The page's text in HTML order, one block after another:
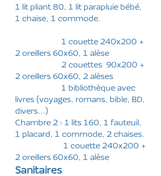
1 lit pliant 80, 1 lit parapluie bébé,
1 chaise, 1 commode.
1 couette 240x200 +
2 oreillers 60x60, 1 alèse
2 couettes 90x200 +
2 oreillers 60x60, 2 alèses
1 bibliothèque avec
livres (voyages, romans, bible, BD,
divers...)
Chambre 2 : 1 lits 160, 1 fauteuil,
1 placard, 1 commode, 2 chaises.
1 couette 240x200 +
2 oreillers 60x60, 1 alèse
Sanitaires